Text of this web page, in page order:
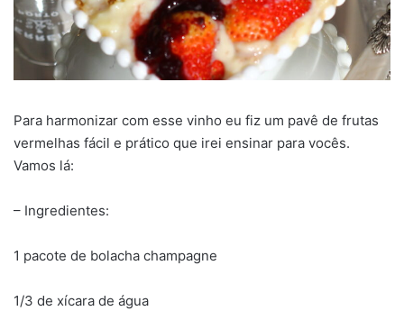
Para harmonizar com esse vinho eu fiz um pavê de frutas
vermelhas fácil e prático que irei ensinar para vocês.
Vamos lá:
– Ingredientes:
1 pacote de bolacha champagne
1/3 de xícara de água